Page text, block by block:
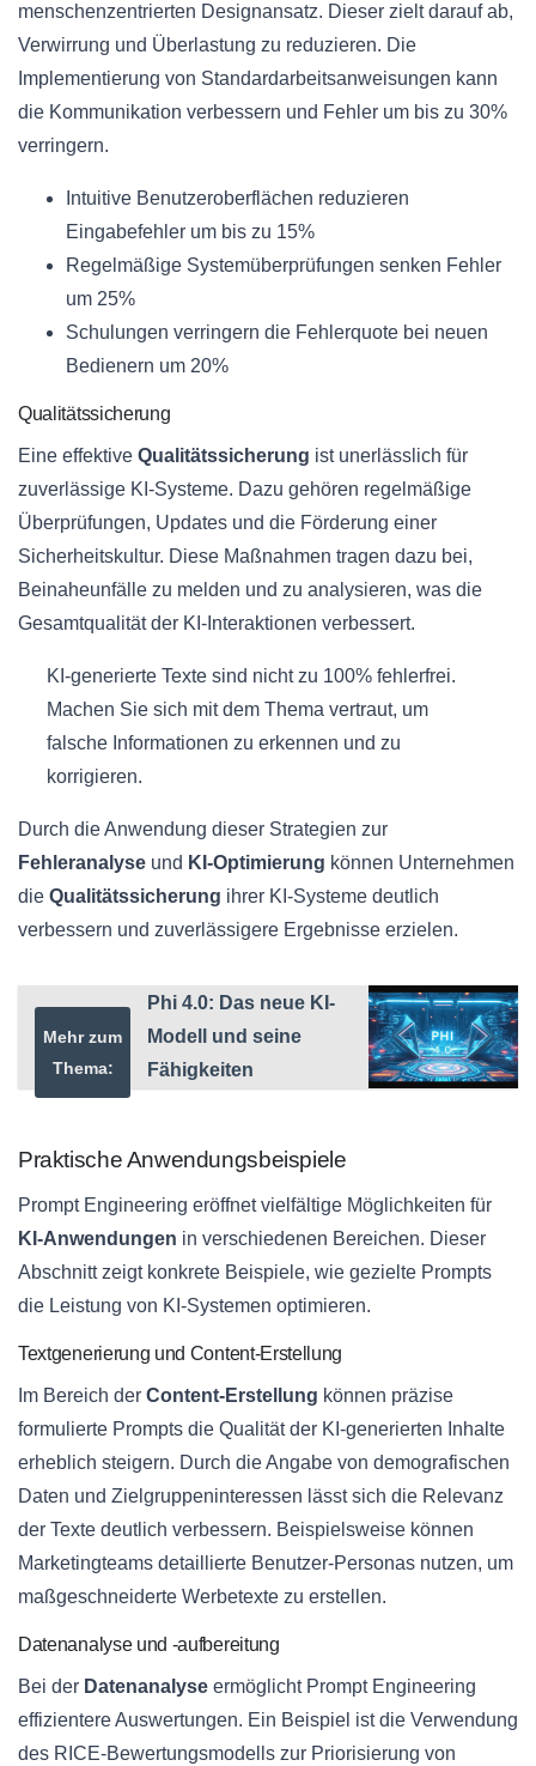
menschenzentrierten Designansatz. Dieser zielt darauf ab,
Verwirrung und Überlastung zu reduzieren. Die
Implementierung von Standardarbeitsanweisungen kann
die Kommunikation verbessern und Fehler um bis zu 30%
verringern.
Intuitive Benutzeroberflächen reduzieren
Eingabefehler um bis zu 15%
Regelmäßige Systemüberprüfungen senken Fehler
um 25%
Schulungen verringern die Fehlerquote bei neuen
Bedienern um 20%
Qualitätssicherung
Eine effektive Qualitätssicherung ist unerlässlich für
zuverlässige KI-Systeme. Dazu gehören regelmäßige
Überprüfungen, Updates und die Förderung einer
Sicherheitskultur. Diese Maßnahmen tragen dazu bei,
Beinaheunfälle zu melden und zu analysieren, was die
Gesamtqualität der KI-Interaktionen verbessert.
KI-generierte Texte sind nicht zu 100% fehlerfrei.
Machen Sie sich mit dem Thema vertraut, um
falsche Informationen zu erkennen und zu
korrigieren.
Durch die Anwendung dieser Strategien zur
Fehleranalyse und KI-Optimierung können Unternehmen
die Qualitätssicherung ihrer KI-Systeme deutlich
verbessern und zuverlässigere Ergebnisse erzielen.
Mehr zum
Thema:
Phi 4.0: Das neue KI-
Modell und seine
Fähigkeiten
Praktische Anwendungsbeispiele
Prompt Engineering eröffnet vielfältige Möglichkeiten für
KI-Anwendungen in verschiedenen Bereichen. Dieser
Abschnitt zeigt konkrete Beispiele, wie gezielte Prompts
die Leistung von KI-Systemen optimieren.
Textgenerierung und Content-Erstellung
Im Bereich der Content-Erstellung können präzise
formulierte Prompts die Qualität der KI-generierten Inhalte
erheblich steigern. Durch die Angabe von demografischen
Daten und Zielgruppeninteressen lässt sich die Relevanz
der Texte deutlich verbessern. Beispielsweise können
Marketingteams detaillierte Benutzer-Personas nutzen, um
maßgeschneiderte Werbetexte zu erstellen.
Datenanalyse und -aufbereitung
Bei der Datenanalyse ermöglicht Prompt Engineering
effizientere Auswertungen. Ein Beispiel ist die Verwendung
des RICE-Bewertungsmodells zur Priorisierung von